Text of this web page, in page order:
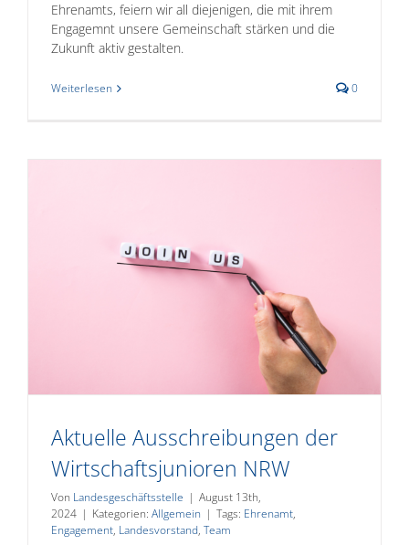
Ehrenamts, feiern wir all diejenigen, die mit ihrem
Engagemnt unsere Gemeinschaft stärken und die
Zukunft aktiv gestalten.
Weiterlesen 0
Aktuelle Ausschreibungen der
Wirtschaftsjunioren NRW
Von Landesgeschäftsstelle | August 13th,
2024 | Kategorien: Allgemein | Tags: Ehrenamt,
Engagement, Landesvorstand, Team